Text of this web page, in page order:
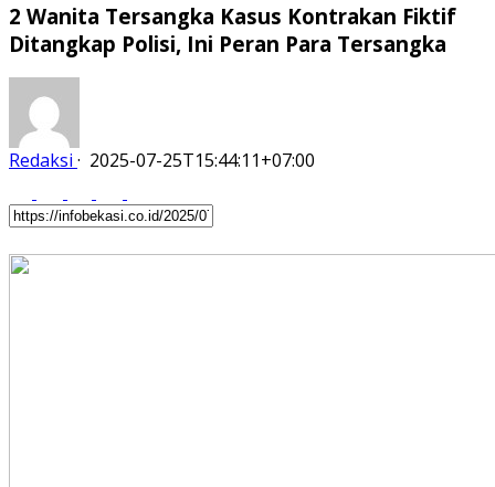
2 Wanita Tersangka Kasus Kontrakan Fiktif
Ditangkap Polisi, Ini Peran Para Tersangka
Redaksi · 2025-07-25T15:44:11+07:00